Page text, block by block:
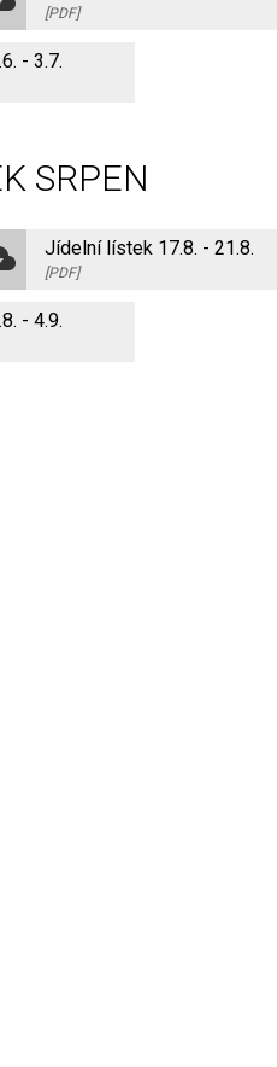
[PDF]
- 3.7.
SRPEN
Jídelní lístek 17.8. - 21.8.
[PDF]
- 4.9.